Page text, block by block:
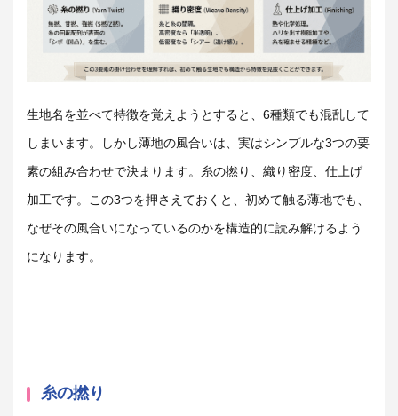
生地名を並べて特徴を覚えようとすると、6種類でも混乱して
しまいます。しかし薄地の風合いは、実はシンプルな3つの要
素の組み合わせで決まります。糸の撚り、織り密度、仕上げ
加工です。この3つを押さえておくと、初めて触る薄地でも、
なぜその風合いになっているのかを構造的に読み解けるよう
になります。
糸の撚り